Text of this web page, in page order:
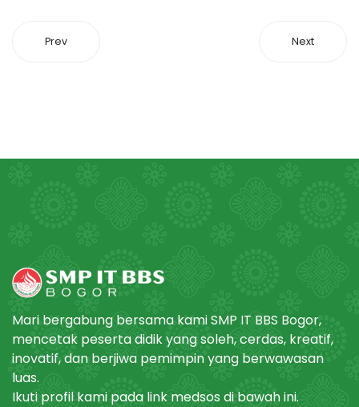
Prev Next
Mari bergabung bersama kami SMP IT BBS Bogor,
mencetak peserta didik yang soleh, cerdas, kreatif,
inovatif, dan berjiwa pemimpin yang berwawasan
luas.
Ikuti profil kami pada link medsos di bawah ini.